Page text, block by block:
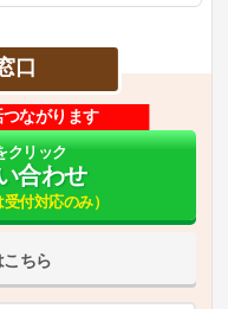
口
こちら
つながります
クリック
合わせ
付対応のみ）